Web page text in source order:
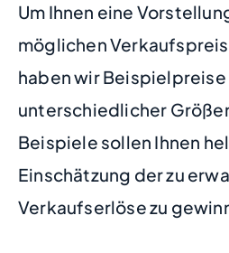
Um Ihnen eine
möglichen
haben wir
unterschiedlicher
Beispiele sollen Ihnen
Einschätzung der zu
Verkaufserlöse zu